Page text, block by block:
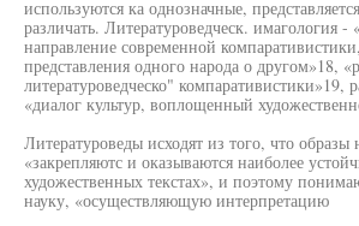
используются ка однозначные,
различать. Литературоведческ. имагология -
направление современной
представления одного народа о другом»18,
литературоведческо" компаративистики»19,
«диалог культур, воплощенный
Литературоведы исходят из того, что
«закрепляютс и оказываются наиболее
художественных текстах», и поэтому
науку, «осуществляющую интерпретацию